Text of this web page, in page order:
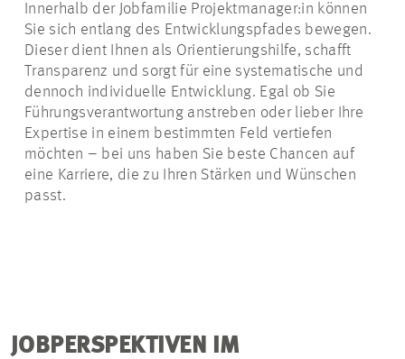
Innerhalb der Jobfamilie Projektmanager:in können
Sie sich entlang des Entwicklungspfades bewegen.
Dieser dient Ihnen als Orientierungshilfe, schafft
Transparenz und sorgt für eine systematische und
dennoch individuelle Entwicklung. Egal ob Sie
Führungsverantwortung anstreben oder lieber Ihre
Expertise in einem bestimmten Feld vertiefen
möchten – bei uns haben Sie beste Chancen auf
eine Karriere, die zu Ihren Stärken und Wünschen
passt.
JOBPERSPEKTIVEN IM